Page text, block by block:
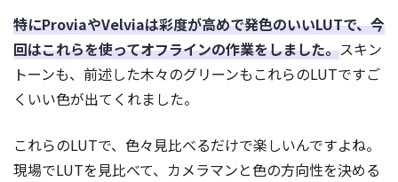
特にProviaやVelviaは彩度が高めで発色のいいLUTで、今
回はこれらを使ってオフラインの作業をしました。スキン
トーンも、前述した木々のグリーンもこれらのLUTですご
くいい色が出てくれました。
これらのLUTで、色々見比べるだけで楽しいんですよね。
現場でLUTを見比べて、カメラマンと色の方向性を決める